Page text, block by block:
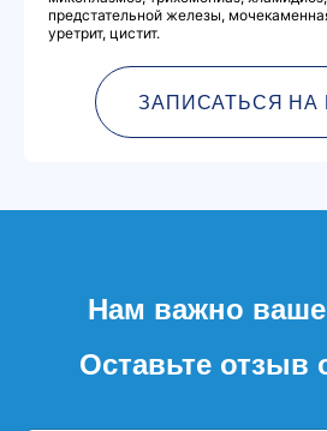
предстательной железы,
уретрит, цистит.
ЗАПИСАТЬСЯ НА
Нам важно
Оставьте отзыв